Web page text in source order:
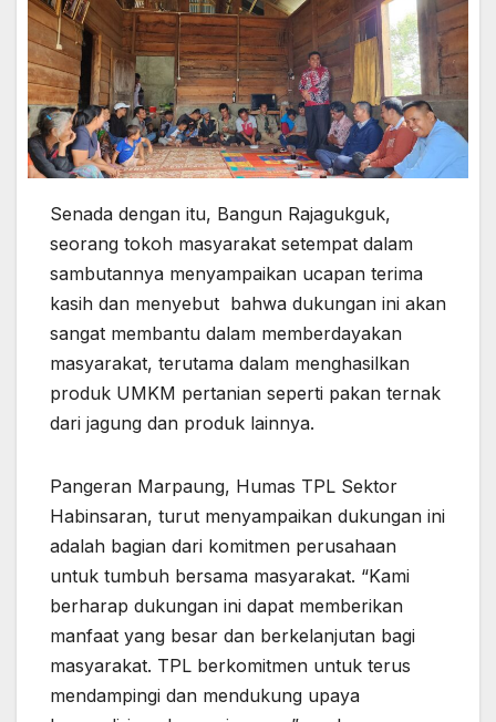
Senada dengan itu, Bangun Rajagukguk,
seorang tokoh masyarakat setempat dalam
sambutannya menyampaikan ucapan terima
kasih dan menyebut bahwa dukungan ini akan
sangat membantu dalam memberdayakan
masyarakat, terutama dalam menghasilkan
produk UMKM pertanian seperti pakan ternak
dari jagung dan produk lainnya.
Pangeran Marpaung, Humas TPL Sektor
Habinsaran, turut menyampaikan dukungan ini
adalah bagian dari komitmen perusahaan
untuk tumbuh bersama masyarakat. “Kami
berharap dukungan ini dapat memberikan
manfaat yang besar dan berkelanjutan bagi
masyarakat. TPL berkomitmen untuk terus
mendampingi dan mendukung upaya